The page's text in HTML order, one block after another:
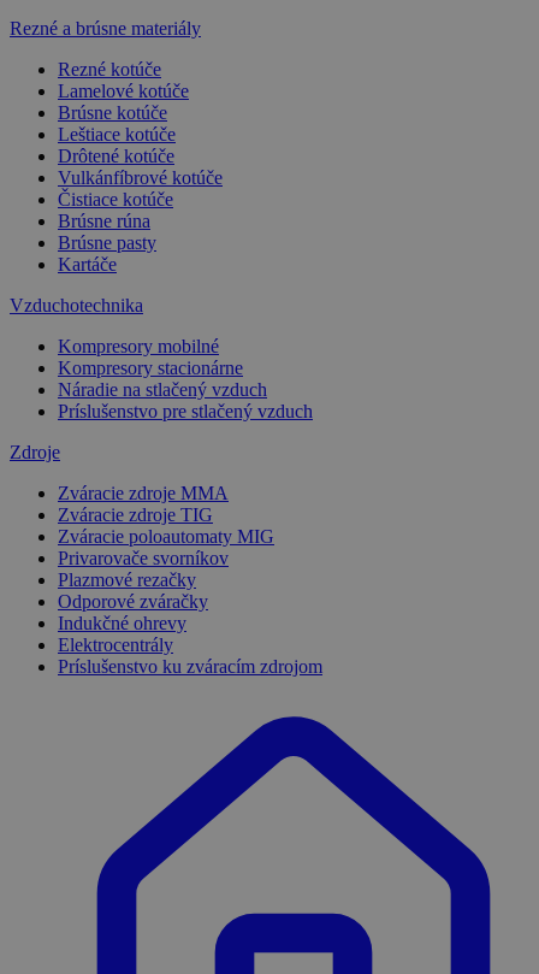
Rezné a brúsne materiály
Rezné kotúče
Lamelové kotúče
Brúsne kotúče
Leštiace kotúče
Drôtené kotúče
Vulkánfíbrové kotúče
Čistiace kotúče
Brúsne rúna
Brúsne pasty
Kartáče
Vzduchotechnika
Kompresory mobilné
Kompresory stacionárne
Náradie na stlačený vzduch
Príslušenstvo pre stlačený vzduch
Zdroje
Zváracie zdroje MMA
Zváracie zdroje TIG
Zváracie poloautomaty MIG
Privarovače svorníkov
Plazmové rezačky
Odporové zváračky
Indukčné ohrevy
Elektrocentrály
Príslušenstvo ku zváracím zdrojom